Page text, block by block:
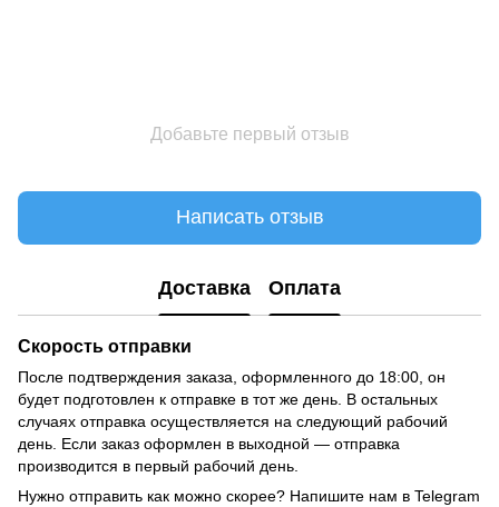
Добавьте первый отзыв
Написать отзыв
Доставка Оплата
Скорость отправки
После подтверждения заказа, оформленного до 18:00, он
будет подготовлен к отправке в тот же день. В остальных
случаях отправка осуществляется на следующий рабочий
день. Если заказ оформлен в выходной — отправка
производится в первый рабочий день.
Нужно отправить как можно скорее? Напишите нам в Telegram